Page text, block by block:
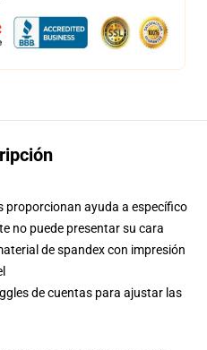
proporcionan ayuda a específico
no puede presentar su cara
de spandex con impresión
de cuentas para ajustar las